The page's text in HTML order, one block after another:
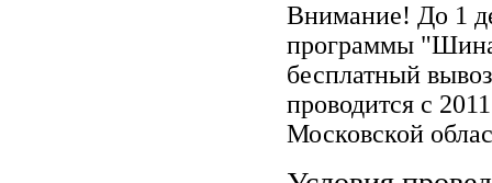
Внимание! До 1
программы
бесплатный
проводится с
Московской